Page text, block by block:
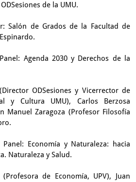
de la UMU.
Salón de Grados de la Facultad de
Agenda 2030 y Derechos de la
ODSesiones y Vicerrector de
y Cultura UMU), Carlos Berzosa
Manuel Zaragoza (Profesor Filosofía
Economía y Naturaleza: hacia
Naturaleza y Salud.
de Economía, UPV), Juan